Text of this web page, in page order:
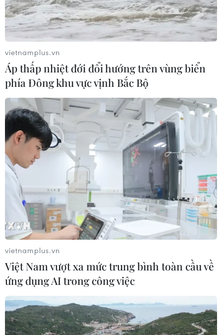
Nga soạn thảo "Tuyên bố Moskva" về giải
quyết khủng hoảng Syria
20/12/2016 14:51
Ngày 20/12, Bộ trưởng Quốc phòng Nga Sergei Shoigu
cho biết các chuyên gia nước này đã soạn thảo một
bản "Tuyên bố Moskva" - được xem như lộ trình để
chấm dứt cuộc khủng hoảng Syria.
vietnamplus.vn
Áp thấp nhiệt đới đổi hướng trên vùng biển
phía Đông khu vực vịnh Bắc Bộ
vietnamplus.vn
Việt Nam vượt xa mức trung bình toàn cầu về
ứng dụng AI trong công việc